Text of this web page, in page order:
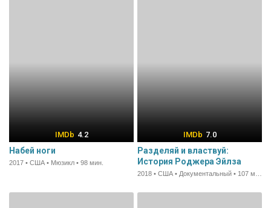
4.2
Набей ноги
2017 • США • Мюзикл • 98 мин.
7.0
Разделяй и властвуй:
История Роджера Эйлза